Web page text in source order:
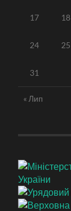
17 18
24 25
31
« Лип